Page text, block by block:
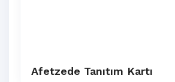
Afetzede Tanıtım Kartı